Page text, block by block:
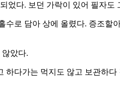
었다. 보던 가락이 있어 필자도
로 담아 상에 올렸다. 증조
았다.
다가는 먹지도 않고 보관하